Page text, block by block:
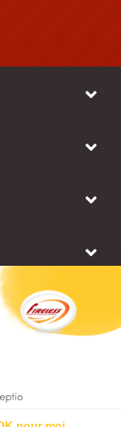
- by